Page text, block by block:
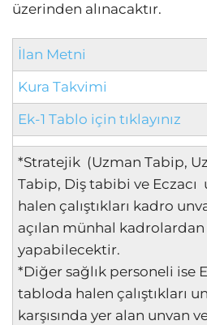
üzerinden alınacaktır.
İlan Metni
Kura Takvimi
Ek-1 Tablo için tıklayınız
*Stratejik (Uzman Tabip,
Tabip, Diş tabibi ve Eczacı
halen çalıştıkları kadro
açılan münhal
yapabilecektir.
*Diğer sağlık personeli ise
tabloda halen çalıştıkları
karşısında yer alan unvan